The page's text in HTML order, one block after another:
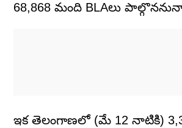
68,868 మంది BLAలు
ఇక తెలంగాణలో (మే 12 నాటికి)